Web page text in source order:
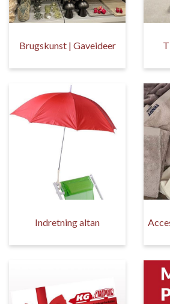
Brugskunst | Gaveideer
Indretning altan